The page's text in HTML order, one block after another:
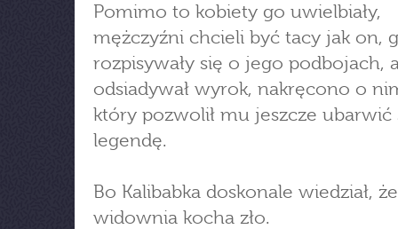
Pomimo to kobiety go uwielbiały,
mężczyźni chcieli być tacy jak on,
rozpisywały się o jego podbojach,
odsiadywał wyrok, nakręcono o
który pozwolił mu jeszcze ubarwić
legendę.
Bo Kalibabka doskonale wiedział, że
widownia kocha zło.